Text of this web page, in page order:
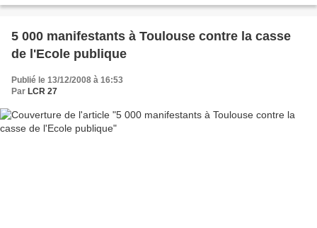
5 000 manifestants à Toulouse contre la casse
de l'Ecole publique
Publié le 13/12/2008 à 16:53
Par LCR 27